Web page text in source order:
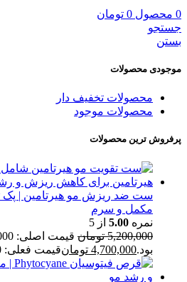
0 محصول 0 تومان
جستجو
بستن
موجودی محصولات
محصولات تخفیف دار
محصولات موجود
پرفروش ترین محصولات
ست ضد ریزش مو هیرتامین |
مکمل و سرم
نمره 5.00 از 5
5,200,000 تومان
بود.4,700,000 تومانقیمت فعلی: 4,700,000 تومان.